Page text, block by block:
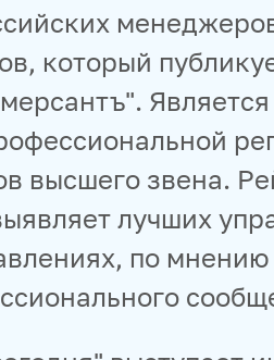
который
высшего звена.
лучших
по